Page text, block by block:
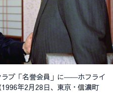
ラブ「名誉会員」に――ホフライ
年2月28日、東京・信濃町